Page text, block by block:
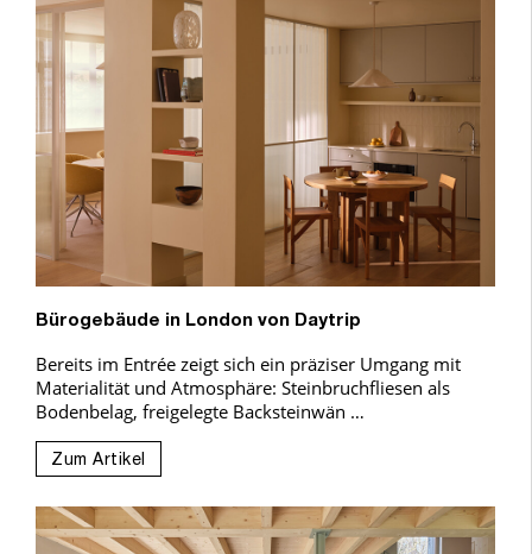
Bürogebäude in London von Daytrip
Bereits im Entrée zeigt sich ein präziser Umgang mit
Materialität und Atmosphäre: Steinbruchfliesen als
Bodenbelag, freigelegte Backsteinwän …
Zum Artikel